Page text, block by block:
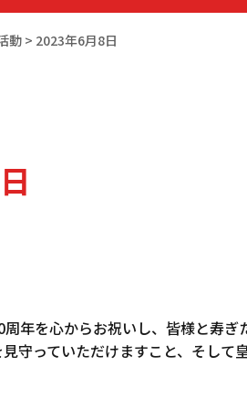
動 > 2023年6月8日
年を心からお祝いし、皆様と寿
守っていただけますこと、そして